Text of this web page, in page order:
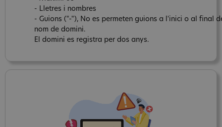
- Lletres i nombres
- Guions ("-"), No es permeten guions a l'inici o al final
nom de domini.
El domini es registra per dos anys.